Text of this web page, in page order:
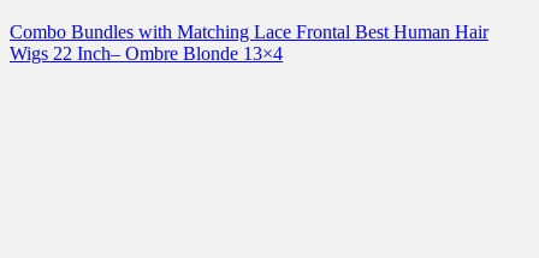
Combo Bundles with Matching Lace Frontal Best Human Hair
Wigs 22 Inch– Ombre Blonde 13×4